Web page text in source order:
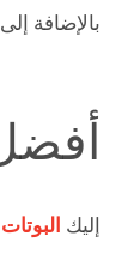
بالإضافة
إليك